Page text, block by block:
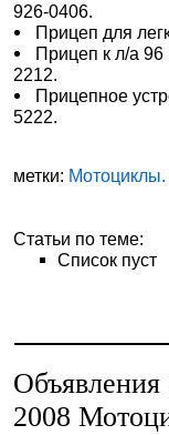
926-0406.
Прицеп для
Прицеп к л/а 96
2212.
Прицепное
5222.
метки:
Статьи по теме:
Список пуст
2008